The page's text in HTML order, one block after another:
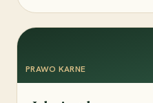
PRAWO KARNE